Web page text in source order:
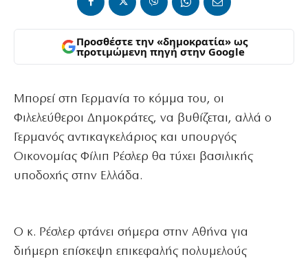
Προσθέστε την «δημοκρατία» ως
προτιμώμενη πηγή στην Google
Μπορεί στη Γερμανία το κόμμα του, οι
Φιλελεύθεροι Δημοκράτες, να βυθίζεται, αλλά ο
Γερμανός αντικαγκελάριος και υπουργός
Οικονομίας Φίλιπ Ρέσλερ θα τύχει βασιλικής
υποδοχής στην Ελλάδα.
Ο κ. Ρέσλερ φτάνει σήμερα στην Αθήνα για
διήμερη επίσκεψη επικεφαλής πολυμελούς